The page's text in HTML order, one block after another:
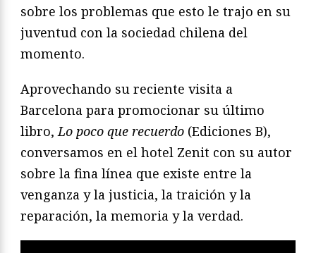
sobre los problemas que esto le trajo en su
juventud con la sociedad chilena del
momento.
Aprovechando su reciente visita a
Barcelona para promocionar su último
libro,Lo poco que recuerdo (Ediciones B),
conversamos en el hotel Zenit con su autor
sobre la fina línea que existe entre la
venganza y la justicia, la traición y la
reparación, la memoria y la verdad.